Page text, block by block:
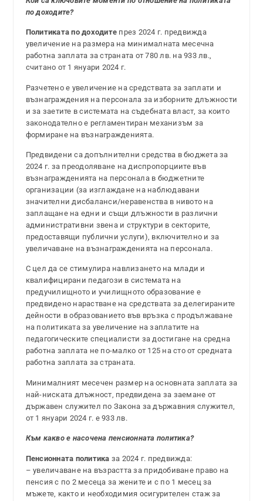
по доходите?
Политиката по доходите през 2024 г. предвижда
увеличение на размера на минималната месечна
работна заплата за страната от 780 лв. на 933 лв.,
считано от 1 януари 2024 г.
Разчетено е увеличение на средствата за заплати и
възнаграждения на персонала за изборните длъжности
и за заетите в системата на съдебната власт, за които
законодателно е регламентиран механизъм за
формиране на възнагражденията.
Предвидени са допълнителни средства в бюджета за
2024 г. за преодоляване на диспропорциите във
възнагражденията на персонала в бюджетните
организации (за изглаждане на наблюдавани
значителни дисбаланси/неравенства в нивото на
заплащане на едни и същи длъжности в различни
административни звена и структури в секторите,
предоставящи публични услуги), включително и за
увеличаване на възнагражденията на персонала.
С цел да се стимулира навлизането на млади и
квалифицирани педагози в системата на
предучилищното и училищното образование е
предвидено нарастване на средствата за делегираните
дейности в образованието във връзка с продължаване
на политиката за увеличение на заплатите на
педагогическите специалисти за достигане на средна
работна заплата не по-малко от 125 на сто от средната
работна заплата за страната.
Минималният месечен размер на основната заплата за
най-ниската длъжност, предвидена за заемане от
държавен служител по Закона за държавния служител,
от 1 януари 2024 г. е 933 лв.
Към какво е насочена пенсионната политика?
Пенсионната политика за 2024 г. предвижда:
– увеличаване на възрастта за придобиване право на
пенсия с по 2 месеца за жените и с по 1 месец за
мъжете, както и необходимия осигурителен стаж за